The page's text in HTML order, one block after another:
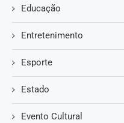
Educação
Entretenimento
Esporte
Estado
Evento Cultural